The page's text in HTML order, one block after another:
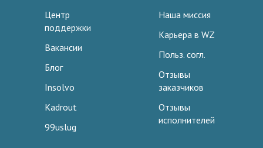
Центр
поддержки
Вакансии
Блог
Insolvo
Kadrout
99uslug
Наша миссия
Карьера в WZ
Польз. согл.
Отзывы
заказчиков
Отзывы
исполнителей